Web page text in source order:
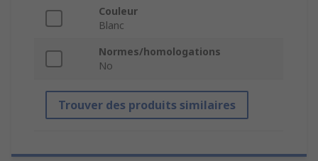
Couleur
Blanc
Normes/homologations
No
Trouver des produits similaires